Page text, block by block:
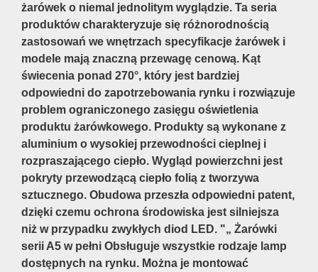
żarówek o niemal jednolitym wyglądzie. Ta seria
produktów charakteryzuje się różnorodnością
zastosowań we wnętrzach specyfikacje żarówek i
modele mają znaczną przewagę cenową. Kąt
świecenia ponad 270°, który jest bardziej
odpowiedni do zapotrzebowania rynku i rozwiązuje
problem ograniczonego zasięgu oświetlenia
produktu żarówkowego. Produkty są wykonane z
aluminium o wysokiej przewodności cieplnej i
rozpraszającego ciepło. Wygląd powierzchni jest
pokryty przewodzącą ciepło folią z tworzywa
sztucznego. Obudowa przeszła odpowiedni patent,
dzięki czemu ochrona środowiska jest silniejsza
niż w przypadku zwykłych diod LED. "„ Żarówki
serii A5 w pełni Obsługuje wszystkie rodzaje lamp
dostępnych na rynku. Można je montować